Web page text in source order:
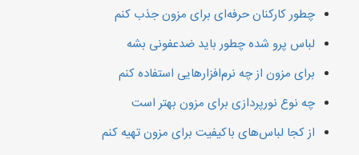
چطور کارکنان حرفه‌ای برای مزون جذب کنم
لباس پرو شده چطور باید ضدعفونی بشه
برای مزون از چه نرم‌افزارهایی استفاده کنم
چه نوع نورپردازی برای مزون بهتر است
از کجا لباس‌های باکیفیت برای مزون تهیه کنم